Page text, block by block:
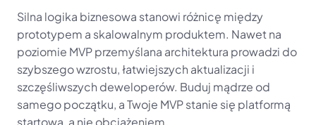
Silna logika biznesowa stanowi różnicę między
prototypem a skalowalnym produktem. Nawet na
poziomie MVP przemyślana architektura prowadzi do
szybszego wzrostu, łatwiejszych aktualizacji i
szczęśliwszych deweloperów. Buduj mądrze od
samego początku, a Twoje MVP stanie się platformą
startową, a nie obciążeniem.